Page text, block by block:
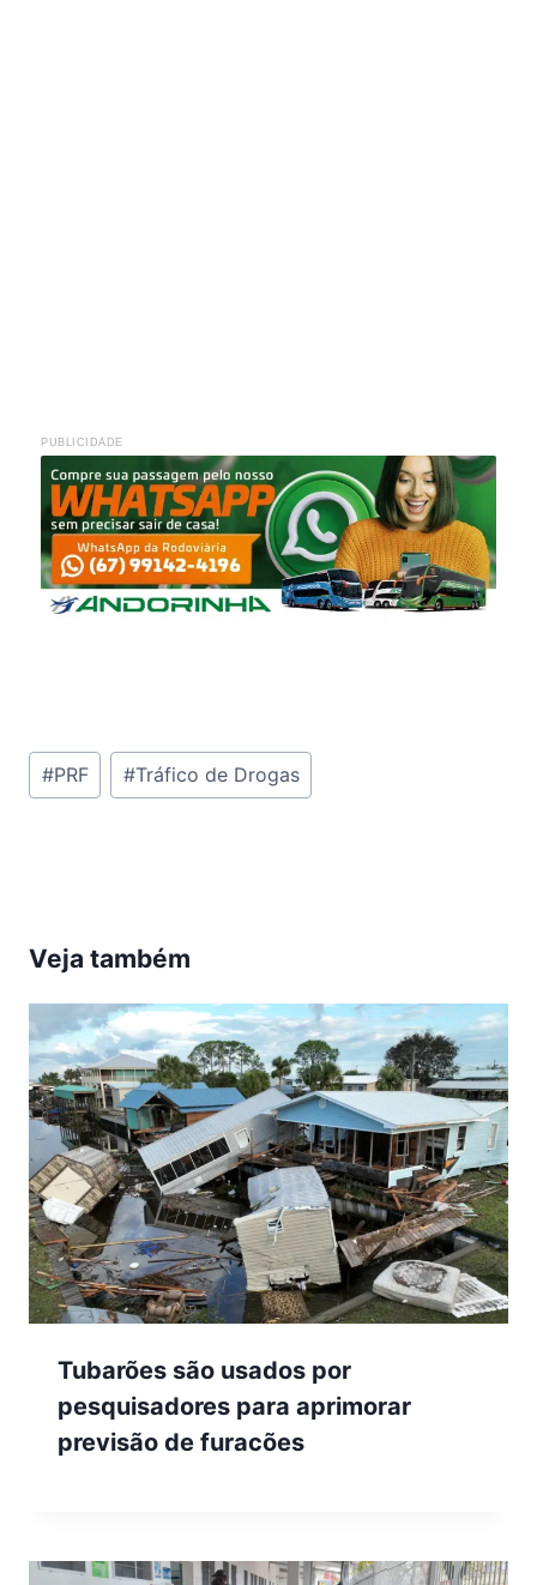
PUBLICIDADE
Tags
do
#PRF #Tráfico de Drogas
Veja também
Tubarões são usados por
pesquisadores para aprimorar
previsão de furacões